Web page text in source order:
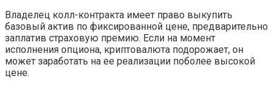
Владелец колл-контракта имеет право выкупить
базовый актив по фиксированной цене, предварительно
заплатив страховую премию. Если на момент
исполнения опциона, криптовалюта подорожает, он
может заработать на ее реализации поболее высокой
цене.